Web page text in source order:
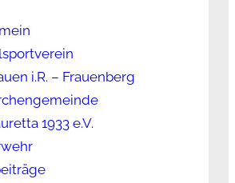
i.R. – Frauenberg
1933 e.V.